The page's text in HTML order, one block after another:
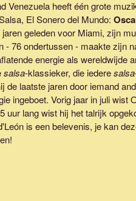
Venezuela heeft één grote
El Sonero del Mundo:
geleden voor Miami, zijn
- 76 ondertussen - maakte zijn
energie als wereldwijde
salsa-klassieker, die iederesalsa
de laatste jaren door iemand
ingeboet. Vorig jaar in juli wist
uur lang wist hij het talrijk
is een belevenis, je kan